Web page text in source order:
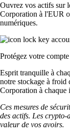
Ouvrez vos actifs sur
Corporation à l'EUR
numériques.
Protégez votre compte
Esprit tranquille à
notre stockage à froid
Corporation à chaque
Ces mesures de
des actifs. Les
valeur de vos avoirs.